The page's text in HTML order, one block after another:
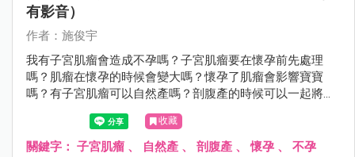
有影音）
作者：施俊宇
我有子宮肌瘤會造成不孕嗎？子宮肌瘤要在懷孕前先處理
嗎？肌瘤在懷孕的時候會變大嗎？懷孕了肌瘤會影響寶寶
嗎？有子宮肌瘤可以自然產嗎？剖腹產的時候可以一起將子
宮肌瘤切除嗎？
收藏
關鍵字： 子宮肌瘤 、 自然產 、 剖腹產 、懷孕 、 不孕